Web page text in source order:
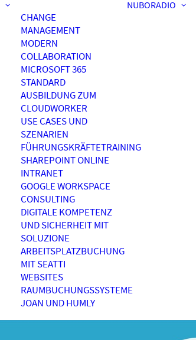
CHANGE
MANAGEMENT
MODERN
COLLABORATION
MICROSOFT 365
STANDARD
AUSBILDUNG ZUM
CLOUDWORKER
USE CASES UND
SZENARIEN
FÜHRUNGSKRÄFTETRAINING
SHAREPOINT ONLINE
INTRANET
GOOGLE WORKSPACE
CONSULTING
DIGITALE KOMPETENZ
UND SICHERHEIT MIT
SOLUZIONE
ARBEITSPLATZBUCHUNG
MIT SEATTI
WEBSITES
RAUMBUCHUNGSSYSTEME
JOAN UND HUMLY
NUBORADIO